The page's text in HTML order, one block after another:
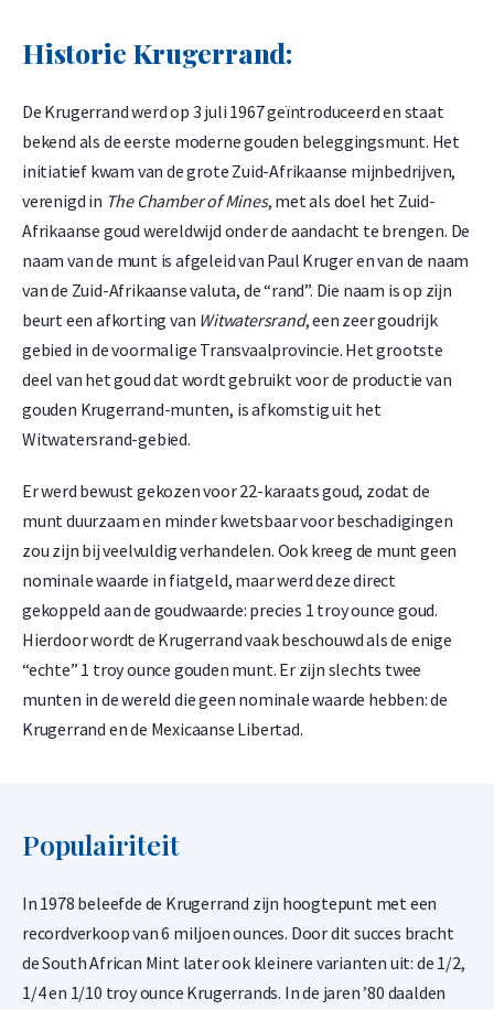
Wereldwijd erkend en eenvoudig verhandelbaar
Befaamd ontwerp met Paul Kruger en de Zuid-Afrikaanse
springbok
22 karaat goud met koper voor extra duurzaamheid
Levering en Verpakking
Verzekerde verzending of afhalen op afspraak in Alkmaar,
Rotterdam of Breda
Per stuk verpakt in een kunststof munthoesje
Veilige en verzekerde opslag mogelijk viaHolland Gold Safe
Ontwerp: Duurzaam en Wereldwijd
Bekend
De Krugerrand werd voor het eerst geslagen in 1967 door The
South African Mint. De munt bevat, net als andere
beleggingsmunten, 15,55 gram (1/2 troy ounce) puur goud.
Door de gebruikte goudlegering is de munt iets zwaarder dan
een 24 karaats munt van hetzelfde formaat. De legering
bestaat uit 91,67% goud (916,67/1000) en 8,33% koper. De 1/2
troy ounce Krugerrand weegt exact 16,965 gram, waarvan 1,4
maar ook voor extra stevigheid en krasbestendigheid.
voormalige president van de Zuid-Afrikaanse Republiek, die
door de Afrikaners liefdevol “Oom Paul” werd genoemd.
Rondom zijn afbeelding staat de tekst “South Africa” en
“Suid-Afrika”. De achterzijde toont de Zuid-Afrikaanse
Historie Krugerrand:
De Krugerrand werd op 3 juli 1967 geïntroduceerd en staat
bekend als de eerste moderne gouden beleggingsmunt. Het
initiatief kwam van de grote Zuid-Afrikaanse mijnbedrijven,
verenigd in The Chamber of Mines, met als doel het Zuid-
Afrikaanse goud wereldwijd onder de aandacht te brengen. De
naam van de munt is afgeleid van Paul Kruger en van de naam
van de Zuid-Afrikaanse valuta, de “rand”. Die naam is op zijn
beurt een afkorting van Witwatersrand, een zeer goudrijk
gebied in de voormalige Transvaalprovincie. Het grootste
deel van het goud dat wordt gebruikt voor de productie van
gouden Krugerrand-munten, is afkomstig uit het
Witwatersrand-gebied.
Er werd bewust gekozen voor 22-karaats goud, zodat de
munt duurzaam en minder kwetsbaar voor beschadigingen
zou zijn bij veelvuldig verhandelen. Ook kreeg de munt geen
nominale waarde in fiatgeld, maar werd deze direct
gekoppeld aan de goudwaarde: precies 1 troy ounce goud.
Hierdoor wordt de Krugerrand vaak beschouwd als de enige
“echte” 1 troy ounce gouden munt. Er zijn slechts twee
munten in de wereld die geen nominale waarde hebben: de
Krugerrand en de Mexicaanse Libertad.
Populairiteit
In 1978 beleefde de Krugerrand zijn hoogtepunt met een
recordverkoop van 6 miljoen ounces. Door dit succes bracht
de South African Mint later ook kleinere varianten uit: de 1/2,
1/4 en 1/10 troy ounce Krugerrands. In de jaren ’80 daalden